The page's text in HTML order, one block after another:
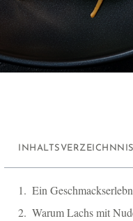
INHALTSVERZEICHNNIS
Ein
Warum Lachs mit